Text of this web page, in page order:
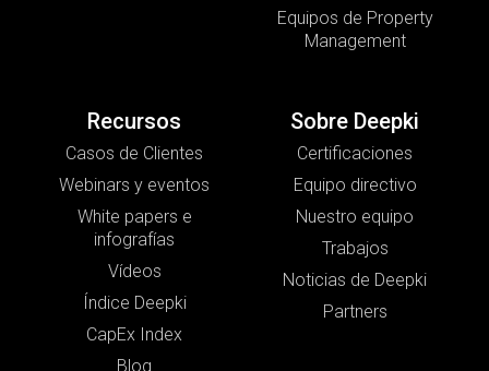
Equipos de Property
Management
Recursos
Casos de Clientes
Webinars y eventos
White papers e
infografías
Vídeos
Índice Deepki
CapEx Index
Blog
Sobre Deepki
Certificaciones
Equipo directivo
Nuestro equipo
Trabajos
Noticias de Deepki
Partners